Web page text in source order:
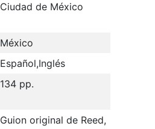
Ciudad de México
México
Español,Inglés
134 pp.
Guion original de Reed,